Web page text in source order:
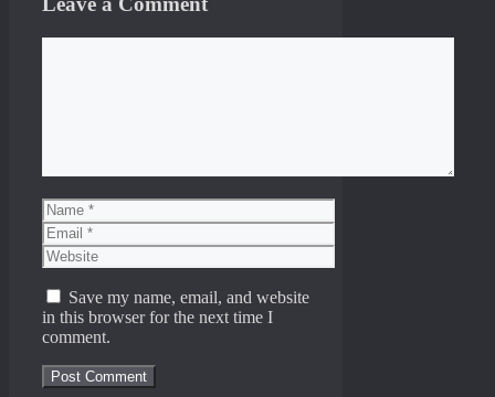
Name
Email
Website
Save my name, email, and website
in this browser for the next time I
comment.